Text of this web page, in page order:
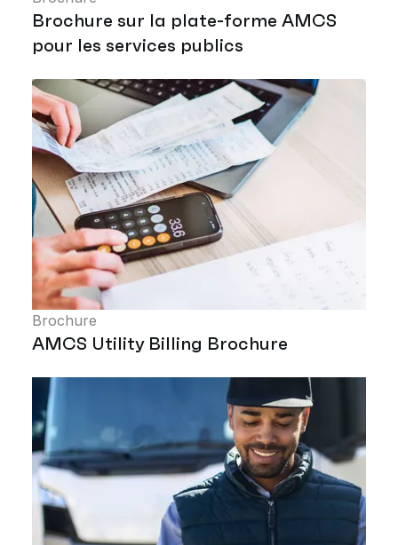
Brochure sur la plate-forme AMCS
pour les services publics
Brochure
AMCS Utility Billing Brochure